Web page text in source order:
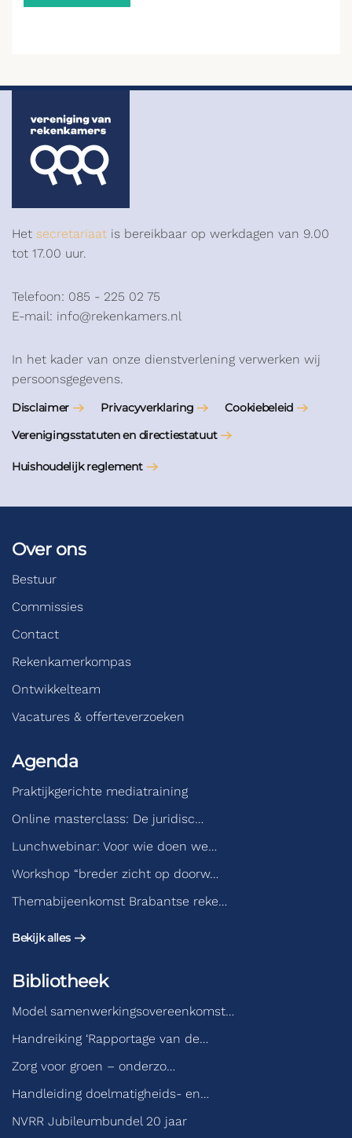
Het secretariaat is bereikbaar op werkdagen van 9.00
tot 17.00 uur.
Telefoon: 085 - 225 02 75
E-mail: info@rekenkamers.nl
In het kader van onze dienstverlening verwerken wij
persoonsgegevens.
Disclaimer Privacyverklaring
Cookiebeleid
Verenigingsstatuten en directiestatuut
Huishoudelijk reglement
Over ons
Bestuur
Commissies
Contact
Rekenkamerkompas
Ontwikkelteam
Vacatures & offerteverzoeken
Agenda
Praktijkgerichte mediatraining
Online masterclass: De juridisc…
Lunchwebinar: Voor wie doen we…
Workshop “breder zicht op doorw…
Themabijeenkomst Brabantse reke…
Bekijk alles
Bibliotheek
Model samenwerkingsovereenkomst…
Handreiking ‘Rapportage van de…
Zorg voor groen – onderzo…
Handleiding doelmatigheids- en…
NVRR Jubileumbundel 20 jaar